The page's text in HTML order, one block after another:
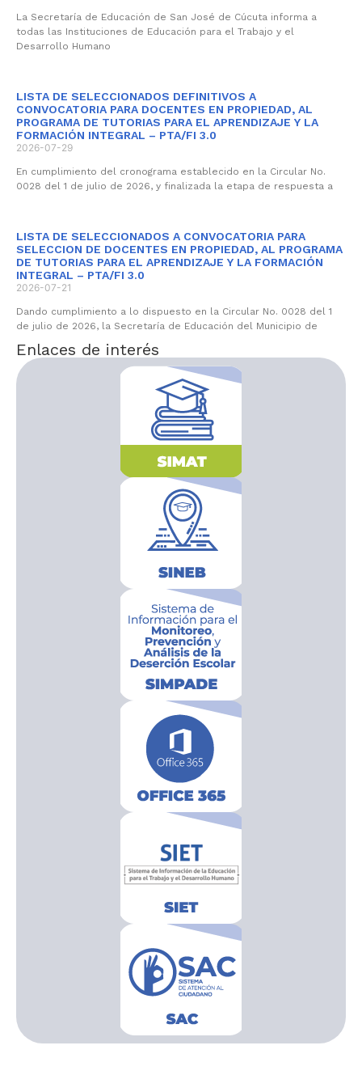
La Secretaría de Educación de San José de Cúcuta informa a
todas las Instituciones de Educación para el Trabajo y el
Desarrollo Humano
LISTA DE SELECCIONADOS DEFINITIVOS A
CONVOCATORIA PARA DOCENTES EN PROPIEDAD, AL
PROGRAMA DE TUTORIAS PARA EL APRENDIZAJE Y LA
FORMACIÓN INTEGRAL – PTA/FI 3.0
2026-07-29
En cumplimiento del cronograma establecido en la Circular No.
0028 del 1 de julio de 2026, y finalizada la etapa de respuesta a
LISTA DE SELECCIONADOS A CONVOCATORIA PARA
SELECCION DE DOCENTES EN PROPIEDAD, AL PROGRAMA
DE TUTORIAS PARA EL APRENDIZAJE Y LA FORMACIÓN
INTEGRAL – PTA/FI 3.0
2026-07-21
Dando cumplimiento a lo dispuesto en la Circular No. 0028 del 1
de julio de 2026, la Secretaría de Educación del Municipio de
Enlaces de interés